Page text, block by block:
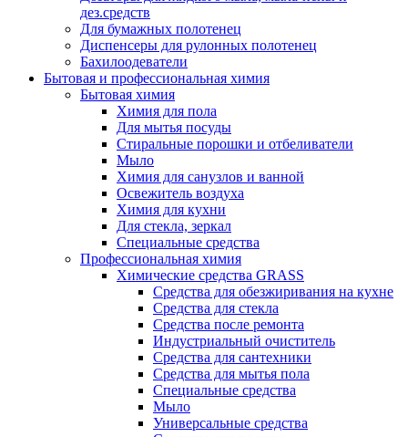
дез.средств
Для бумажных полотенец
Диспенсеры для рулонных полотенец
Бахилоодеватели
Бытовая и профессиональная химия
Бытовая химия
Химия для пола
Для мытья посуды
Стиральные порошки и отбеливатели
Мыло
Химия для санузлов и ванной
Освежитель воздуха
Химия для кухни
Для стекла, зеркал
Специальные средства
Профессиональная химия
Химические средства GRASS
Средства для обезжиривания на кухне
Средства для стекла
Средства после ремонта
Индустриальный очиститель
Средства для сантехники
Средства для мытья пола
Специальные средства
Мыло
Универсальные средства